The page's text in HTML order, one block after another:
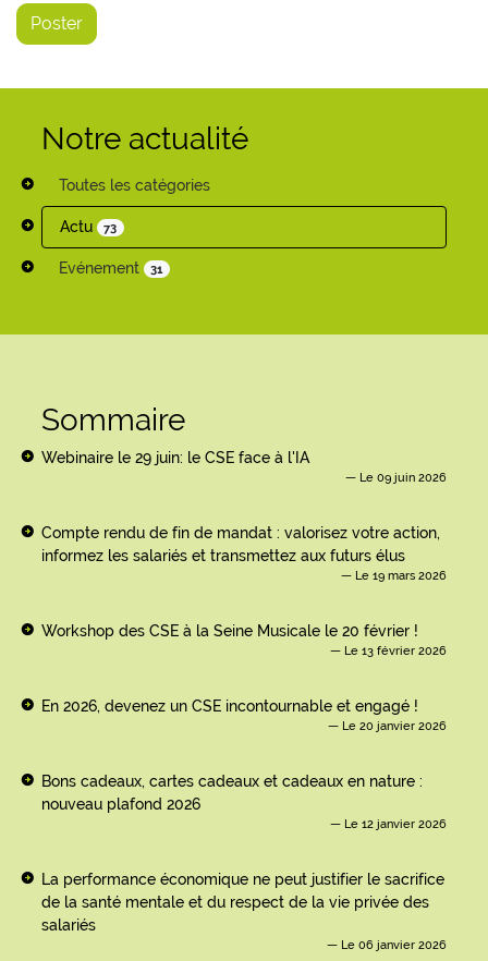
Notre actualité
Toutes les catégories
Actu 73
Evénement 31
Sommaire
Webinaire le 29 juin: le CSE face à l'IA
Le 09 juin 2026
Compte rendu de fin de mandat : valorisez votre action,
informez les salariés et transmettez aux futurs élus
Le 19 mars 2026
Workshop des CSE à la Seine Musicale le 20 février !
Le 13 février 2026
En 2026, devenez un CSE incontournable et engagé !
Le 20 janvier 2026
Bons cadeaux, cartes cadeaux et cadeaux en nature :
nouveau plafond 2026
Le 12 janvier 2026
La performance économique ne peut justifier le sacrifice
de la santé mentale et du respect de la vie privée des
salariés
Le 06 janvier 2026